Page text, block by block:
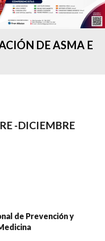
DE ASMA E
-DICIEMBRE
de Prevención y